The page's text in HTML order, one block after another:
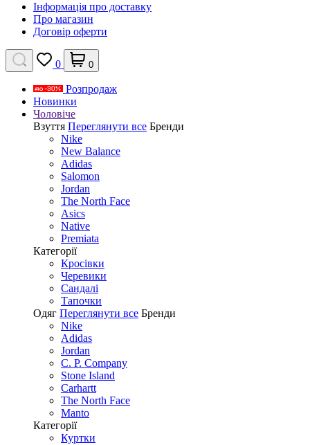
Інформація про доставку
Про магазин
Договір оферти
0 0
Розпродаж
Новинки
Чоловіче
Взуття Переглянути все Бренди
Nike
New Balance
Adidas
Salomon
Jordan
The North Face
Asics
Native
Premiata
Категорії
Кросівки
Черевики
Сандалі
Tапочки
Одяг Переглянути все Бренди
Nike
Adidas
Jordan
C. P. Company
Stone Island
Carhartt
The North Face
Manto
Категорії
Куртки